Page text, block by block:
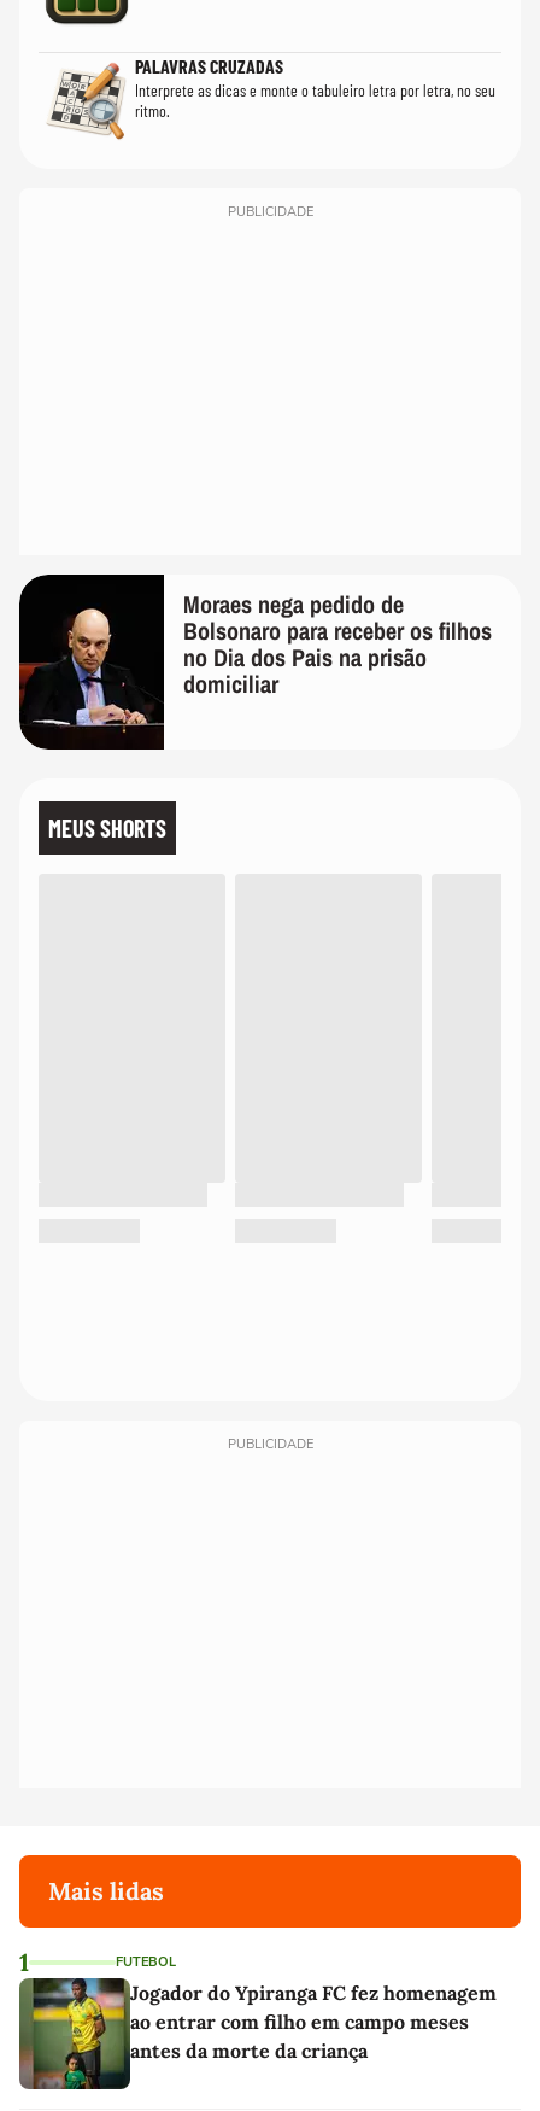
PALAVRAS CRUZADAS
Interprete as dicas e monte o tabuleiro letra por letra, no seu
ritmo.
PUBLICIDADE
Moraes nega pedido de
Bolsonaro para receber os filhos
no Dia dos Pais na prisão
domiciliar
MEUS SHORTS
PUBLICIDADE
Mais lidas
1 FUTEBOL
Jogador do Ypiranga FC fez homenagem
ao entrar com filho em campo meses
antes da morte da criança